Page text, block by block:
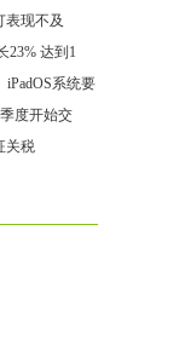
表现不及
23% 达到1
iPadOS系统要
度开始交
关税